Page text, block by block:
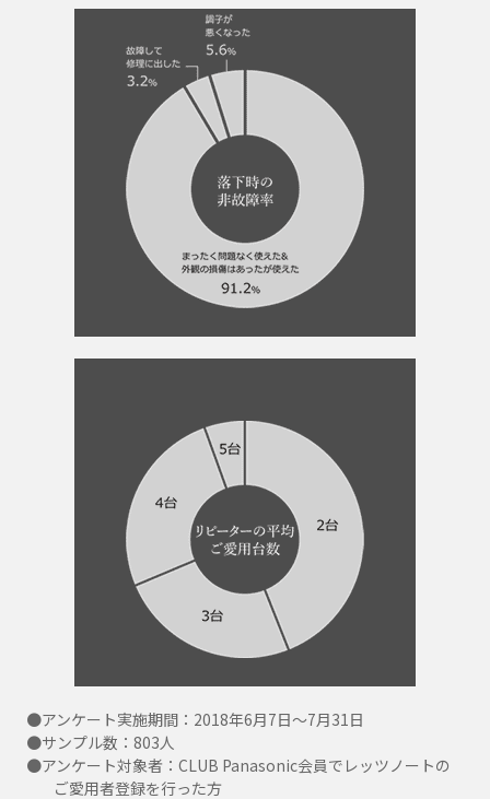
●アンケート実施期間：2018年6月7日〜7月31日
●サンプル数：803人
●アンケート対象者：CLUB Panasonic会員でレッツノートの
ご愛用者登録を行った方